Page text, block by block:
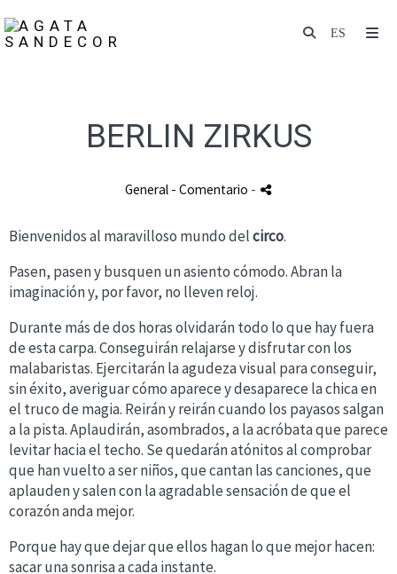
BERLIN ZIRKUS
General - Comentario -
Bienvenidos al maravilloso mundo delcirco.
Pasen, pasen y busquen un asiento cómodo. Abran la
imaginación y, por favor, no lleven reloj.
Durante más de dos horas olvidarán todo lo que hay fuera
de esta carpa. Conseguirán relajarse y disfrutar con los
malabaristas. Ejercitarán la agudeza visual para conseguir,
sin éxito, averiguar cómo aparece y desaparece la chica en
el truco de magia. Reirán y reirán cuando los payasos salgan
a la pista. Aplaudirán, asombrados, a la acróbata que parece
levitar hacia el techo. Se quedarán atónitos al comprobar
que han vuelto a ser niños, que cantan las canciones, que
aplauden y salen con la agradable sensación de que el
corazón anda mejor.
Porque hay que dejar que ellos hagan lo que mejor hacen:
sacar una sonrisa a cada instante.